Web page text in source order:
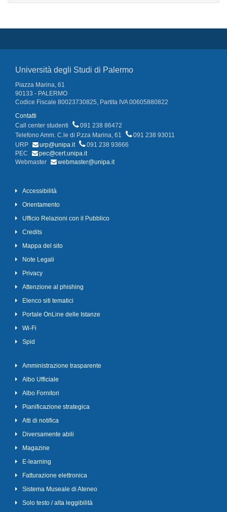
Università degli Studi di Palermo
Piazza Marina, 61
90133 - PALERMO
Codice Fiscale 80023730825, Partita IVA 00605880822
Contatti
Call center studenti
091 238 86472
Telefono Amm. C.le di P.zza Marina, 61
091 238 93011
URP
urp@unipa.it
091 238 93666
PEC
pec@cert.unipa.it
Webmaster
webmaster@unipa.it
Accessibilità
Orientamento
Ufficio Relazioni con il Pubblico
Credits
Mappa del sito
Note Legali
Privacy
Attenzione al phishing
Elenco siti tematici
Portale OnLine delle Istanze
Wi-Fi
Spid
Amministrazione trasparente
Albo Ufficiale
Albo Fornitori
Pianificazione strategica
Atti di notifica
Diversamente abili
Magazine
E-learning
Fatturazione elettronica
Sistema Museale di Ateneo
Solo testo / alta leggibilità